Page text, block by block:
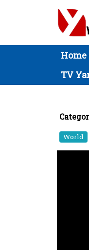
Home
TV
World